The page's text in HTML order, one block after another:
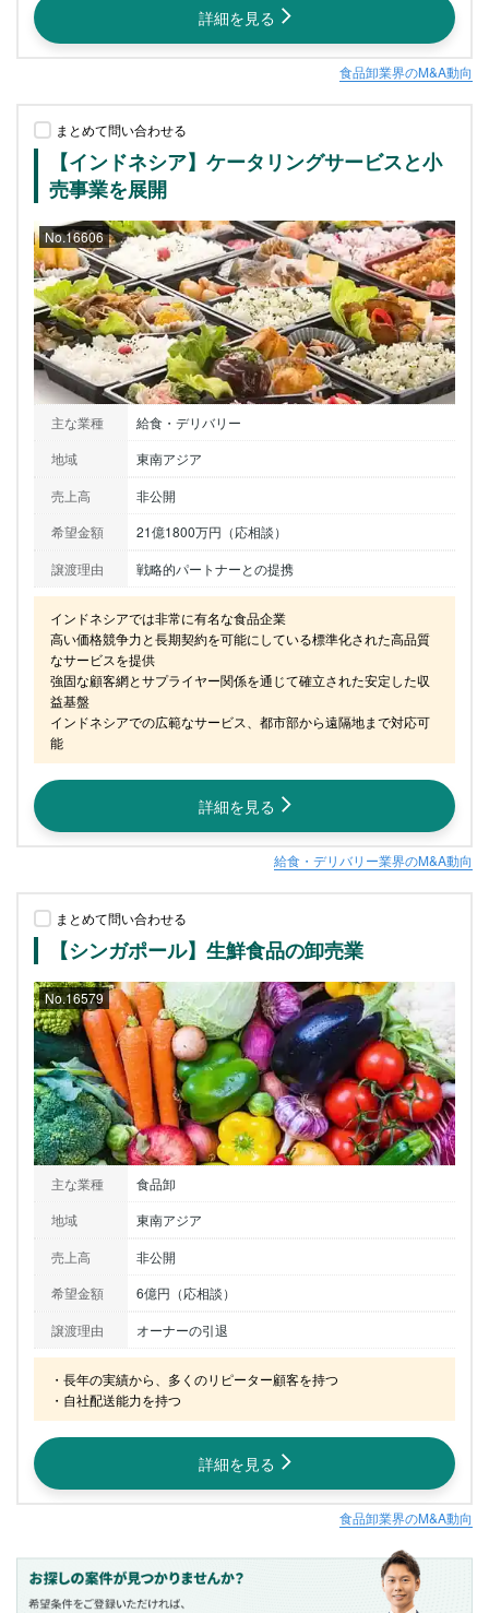
詳細を見る
食品卸業界のM&A動向
まとめて問い合わせる
【インドネシア】ケータリングサービスと小
売事業を展開
No.16606
主な業種
給食・デリバリー
地域
東南アジア
売上高
非公開
希望金額
21億1800万円（応相談）
譲渡理由
戦略的パートナーとの提携
インドネシアでは非常に有名な食品企業
高い価格競争力と長期契約を可能にしている標準化された高品質
なサービスを提供
強固な顧客網とサプライヤー関係を通じて確立された安定した収
益基盤
インドネシアでの広範なサービス、都市部から遠隔地まで対応可
能
詳細を見る
給食・デリバリー業界のM&A動向
まとめて問い合わせる
【シンガポール】生鮮食品の卸売業
No.16579
主な業種
食品卸
地域
東南アジア
売上高
非公開
希望金額
6億円（応相談）
譲渡理由
オーナーの引退
・長年の実績から、多くのリピーター顧客を持つ
・自社配送能力を持つ
詳細を見る
食品卸業界のM&A動向